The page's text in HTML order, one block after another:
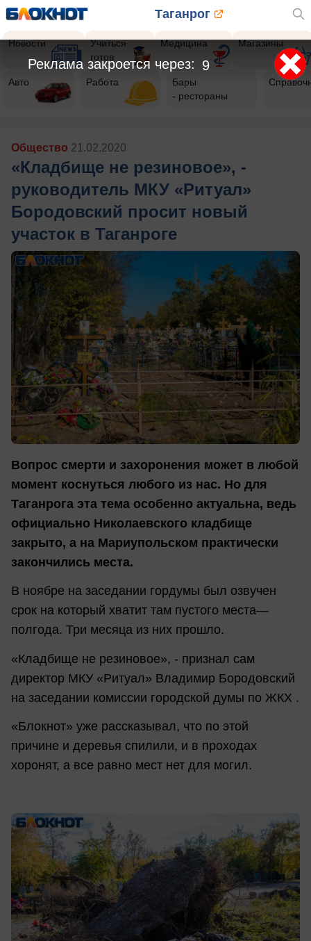
Таганрог
Новости
Учиться
готов
Медицина Магазины
Авто Работа
Бары
- рестораны
Общество 21.02.2020
«Кладбище не резиновое», -
руководитель МКУ «Ритуал»
Бородовский просит новый
участок в Таганроге
Вопрос смерти и захоронения может в любой
момент коснуться любого из нас. Но для
Таганрога эта тема особенно актуальна, ведь
официально Николаевского кладбище
закрыто, а на Мариупольском практически
закончились места.
В ноябре на заседании гордумы был озвучен
срок на который хватит там пустого места—
полгода. Три месяца из них прошло.
«Кладбище не резиновое», - признал сам
директор МКУ «Ритуал» Владимир Бородовский
на заседании комиссии городской думы по ЖКХ .
«Блокнот» уже рассказывал, что по этой
причине и деревья спилили, и в проходах
хоронят, а все равно мест нет для могил.
7
Реклама закроется через: